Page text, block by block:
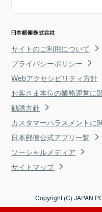
サイトのご利用について
プライバシーポリシー
Webアクセシビリティ方針
お客さま本位の業務運営に
勧誘方針
カスタマーハラスメントに
日本郵便公式アプリ一覧
ソーシャルメディア
サイトマップ
Copyright (C) JAPAN